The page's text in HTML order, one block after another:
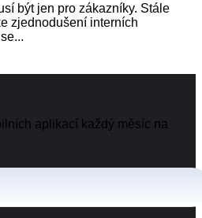
být jen pro zákazníky. Stále
zjednodušení interních
aplikací každý měsíc na